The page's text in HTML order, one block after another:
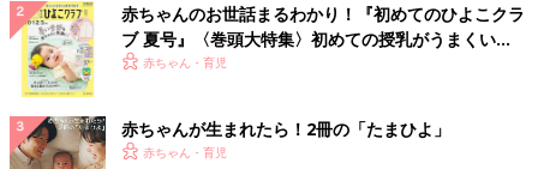
赤ちゃんのお世話まるわかり！『初めてのひよこクラ
ブ 夏号』〈巻頭大特集〉初めての授乳がうまくい
く！ おっぱい・ミルクの基本と夏のトラブル 解決テ
赤ちゃん・育児
赤ちゃんが生まれたら！2冊の「たまひよ」
赤ちゃん・育児